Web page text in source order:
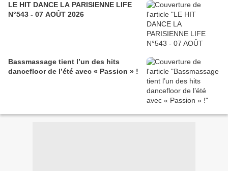
LE HIT DANCE LA PARISIENNE LIFE
N°543 - 07 AOÛT 2026
Bassmassage tient l’un des hits
dancefloor de l’été avec « Passion » !